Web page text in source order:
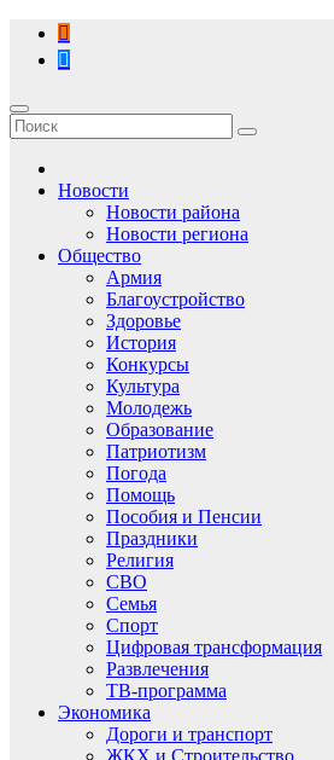
Перейти
содержимому
Новости
Новости района
Новости региона
Общество
Армия
Благоустройство
Здоровье
История
Конкурсы
Культура
Молодежь
Образование
Патриотизм
Погода
Помощь
Пособия и Пенсии
Праздники
Религия
СВО
Семья
Спорт
Цифровая трансформация
Развлечения
ТВ-программа
Экономика
Дороги и транспорт
ЖКХ и Строительство